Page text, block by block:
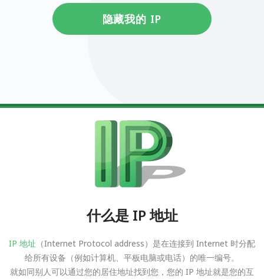
隐藏我的 IP
什么是 IP 地址
IP 地址 （Internet Protocol address）是在连接到 Internet 时分配
给所有设备（例如计算机、平板电脑或电话）的唯一编号。
就如同别人可以通过您的居住地址找到您，您的 IP 地址就是您的互